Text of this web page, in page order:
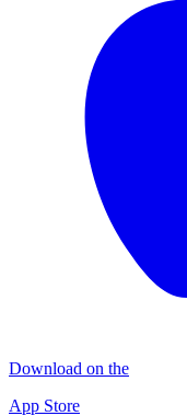
Download on the
App Store